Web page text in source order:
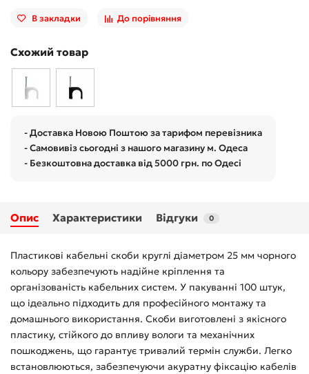
В закладки До порівняння
Схожий товар
- Доставка Новою Поштою за тарифом перевізника
- Самовивіз сьогодні з нашого магазину м. Одеса
- Безкоштовна доставка від 5000 грн. по Одесі
Опис Характеристики Відгуки 0
Пластикові кабельні скоби круглі діаметром 25 мм чорного
кольору забезпечують надійне кріплення та
організованість кабельних систем. У пакуванні 100 штук,
що ідеально підходить для професійного монтажу та
домашнього використання. Скоби виготовлені з якісного
пластику, стійкого до впливу вологи та механічних
пошкоджень, що гарантує тривалий термін служби. Легко
встановлюються, забезпечуючи акуратну фіксацію кабелів